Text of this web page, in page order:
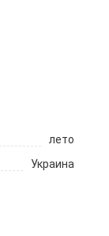
лето
Украина